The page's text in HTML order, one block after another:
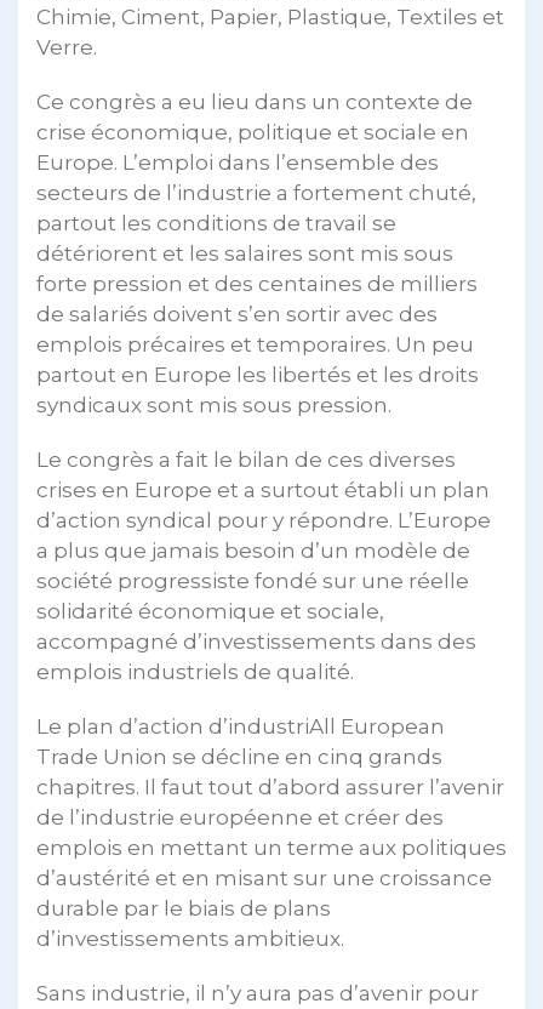
Chimie, Ciment, Papier, Plastique, Textiles et
Verre.
Ce congrès a eu lieu dans un contexte de
crise économique, politique et sociale en
Europe. L’emploi dans l’ensemble des
secteurs de l’industrie a fortement chuté,
partout les conditions de travail se
détériorent et les salaires sont mis sous
forte pression et des centaines de milliers
de salariés doivent s’en sortir avec des
emplois précaires et temporaires. Un peu
partout en Europe les libertés et les droits
syndicaux sont mis sous pression.
Le congrès a fait le bilan de ces diverses
crises en Europe et a surtout établi un plan
d’action syndical pour y répondre. L’Europe
a plus que jamais besoin d’un modèle de
société progressiste fondé sur une réelle
solidarité économique et sociale,
accompagné d’investissements dans des
emplois industriels de qualité.
Le plan d’action d’industriAll European
Trade Union se décline en cinq grands
chapitres. Il faut tout d’abord assurer l’avenir
de l’industrie européenne et créer des
emplois en mettant un terme aux politiques
d’austérité et en misant sur une croissance
durable par le biais de plans
d’investissements ambitieux.
Sans industrie, il n’y aura pas d’avenir pour